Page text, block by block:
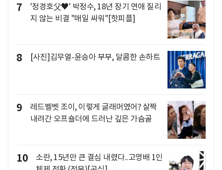
7
'정경호父♥' 박정수, 18년 장기 연애 질리
지 않는 비결 "매일 싸워"[핫피플]
8 [사진]김무열-윤승아 부부, 달콤한 손하트
9
레드벨벳 조이, 이렇게 글래머였어? 살짝
내려간 오프숄더에 드러난 깊은 가슴골
10
소란, 15년만 큰 결심 내렸다..고영배 1인